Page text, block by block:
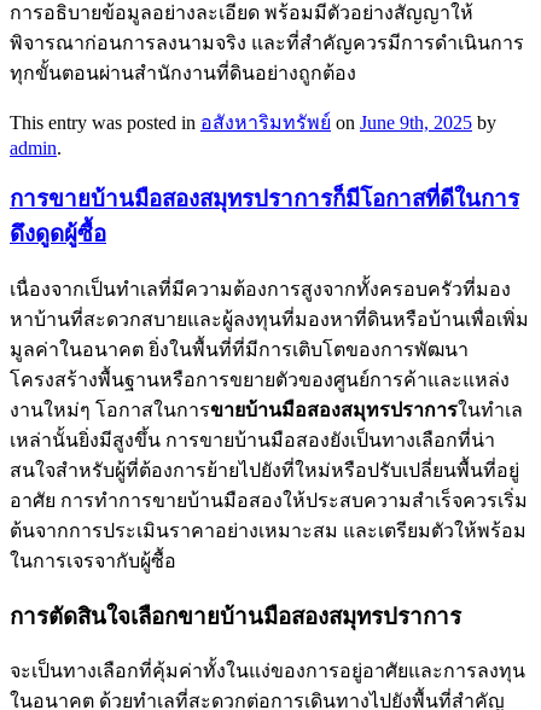
การอธิบายข้อมูลอย่างละเอียด พร้อมมีตัวอย่างสัญญาให้
พิจารณาก่อนการลงนามจริง และที่สำคัญควรมีการดำเนินการ
ทุกขั้นตอนผ่านสำนักงานที่ดินอย่างถูกต้อง
This entry was posted in อสังหาริมทรัพย์ on June 9th, 2025 by
admin.
การขายบ้านมือสองสมุทรปราการก็มีโอกาสที่ดีในการ
ดึงดูดผู้ซื้อ
เนื่องจากเป็นทำเลที่มีความต้องการสูงจากทั้งครอบครัวที่มอง
หาบ้านที่สะดวกสบายและผู้ลงทุนที่มองหาที่ดินหรือบ้านเพื่อเพิ่ม
มูลค่าในอนาคต ยิ่งในพื้นที่ที่มีการเติบโตของการพัฒนา
โครงสร้างพื้นฐานหรือการขยายตัวของศูนย์การค้าและแหล่ง
งานใหม่ๆ โอกาสในการขายบ้านมือสองสมุทรปราการในทำเล
เหล่านั้นยิ่งมีสูงขึ้น การขายบ้านมือสองยังเป็นทางเลือกที่น่า
สนใจสำหรับผู้ที่ต้องการย้ายไปยังที่ใหม่หรือปรับเปลี่ยนพื้นที่อยู่
อาศัย การทำการขายบ้านมือสองให้ประสบความสำเร็จควรเริ่ม
ต้นจากการประเมินราคาอย่างเหมาะสม และเตรียมตัวให้พร้อม
ในการเจรจากับผู้ซื้อ
การตัดสินใจเลือกขายบ้านมือสองสมุทรปราการ
จะเป็นทางเลือกที่คุ้มค่าทั้งในแง่ของการอยู่อาศัยและการลงทุน
ในอนาคต ด้วยทำเลที่สะดวกต่อการเดินทางไปยังพื้นที่สำคัญ